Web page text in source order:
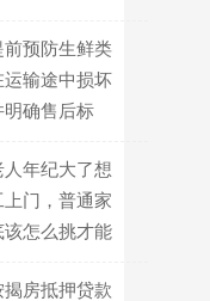
前预防生鲜类
运输途中损坏
明确售后标
人年纪大了想
上门，普通家
该怎么挑才能
揭房抵押贷款